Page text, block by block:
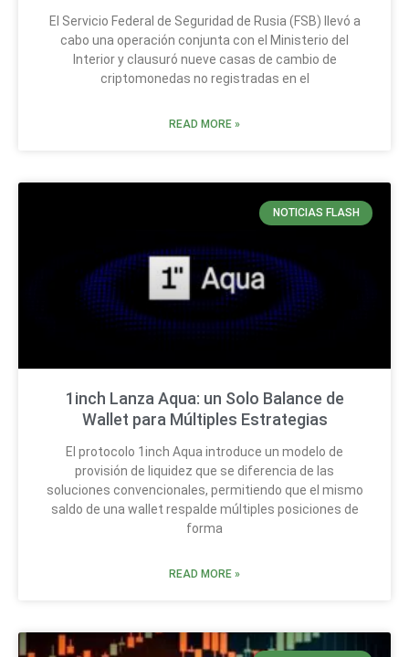
El Servicio Federal de Seguridad de Rusia (FSB) llevó a
cabo una operación conjunta con el Ministerio del
Interior y clausuró nueve casas de cambio de
criptomonedas no registradas en el
READ MORE »
NOTICIAS FLASH
1inch Lanza Aqua: un Solo Balance de
Wallet para Múltiples Estrategias
El protocolo 1inch Aqua introduce un modelo de
provisión de liquidez que se diferencia de las
soluciones convencionales, permitiendo que el mismo
saldo de una wallet respalde múltiples posiciones de
forma
READ MORE »